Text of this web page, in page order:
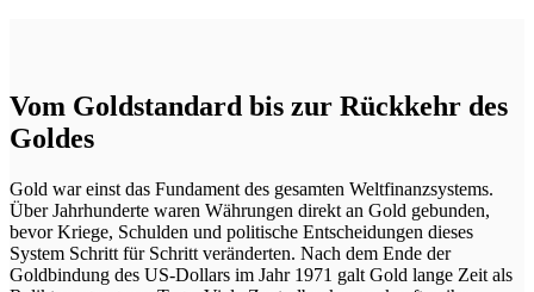
Vom Goldstandard bis zur Rückkehr des
Goldes
Gold war einst das Fundament des gesamten Weltfinanzsystems.
Über Jahrhunderte waren Währungen direkt an Gold gebunden,
bevor Kriege, Schulden und politische Entscheidungen dieses
System Schritt für Schritt veränderten. Nach dem Ende der
Goldbindung des US-Dollars im Jahr 1971 galt Gold lange Zeit als